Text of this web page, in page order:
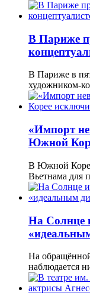
В Париже
В Париже в
художником-
«Импорт
Южной
В Южной
Вьетнама
На Солнце
На
наблюдается